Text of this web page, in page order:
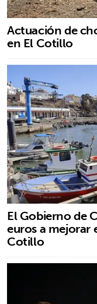
Actuación de
en El Cotillo
El Gobierno de
euros a mejorar
Cotillo